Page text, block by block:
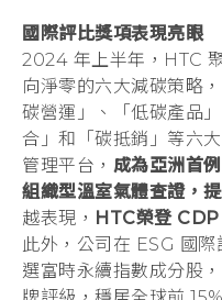
低
碳
轉
型，
榮
國際評比獎項表現亮眼
2024 年上半年，HTC
向淨零的六大減碳策略
碳營運」、「低碳產品
合」和「碳抵銷」等六
管理平台， 成為亞洲首
組織型溫室氣體查證，
越表現， HTC榮登 CDP
此外，公司在 ESG 國
選富時永續指數成分股